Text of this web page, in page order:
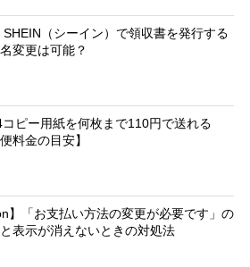
SHEIN（シーイン）で領収書を発行する
変更は可能？
ピー用紙を何枚まで110円で送れる
料金の目安】
】「お支払い方法の変更が必要です」の
表示が消えないときの対処法